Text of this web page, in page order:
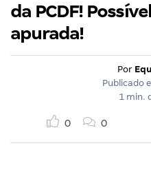
da PCDF!
apurada!
Por
Publicado
1 min.
0 0